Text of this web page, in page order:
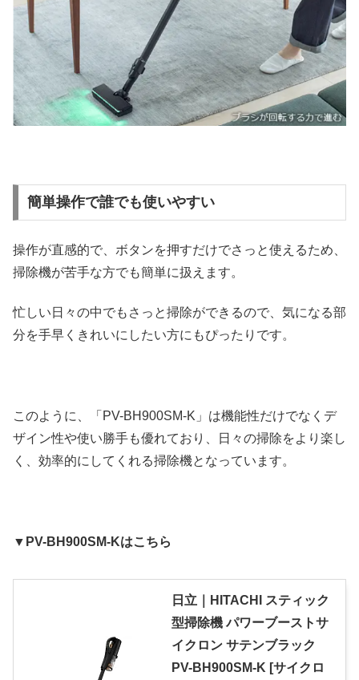
簡単操作で誰でも使いやすい
操作が直感的で、ボタンを押すだけでさっと使えるため、
掃除機が苦手な方でも簡単に扱えます。
忙しい日々の中でもさっと掃除ができるので、気になる部
分を手早くきれいにしたい方にもぴったりです。
このように、「PV-BH900SM-K」は機能性だけでなくデ
ザイン性や使い勝手も優れており、日々の掃除をより楽し
く、効率的にしてくれる掃除機となっています。
▼PV-BH900SM-Kはこちら
日立｜HITACHI スティック
型掃除機 パワーブーストサ
イクロン サテンブラック
PV-BH900SM-K [サイクロ